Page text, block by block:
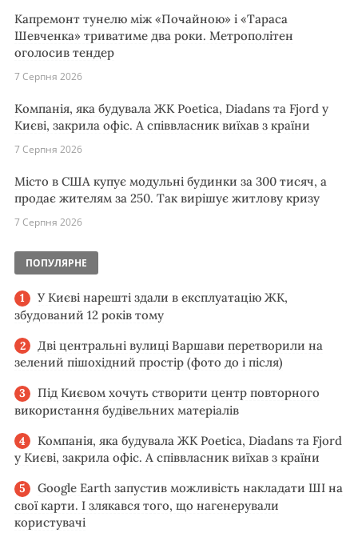
Капремонт тунелю між «Почайною» і «Тараса
Шевченка» триватиме два роки. Метрополітен
оголосив тендер
7 Серпня 2026
Компанія, яка будувала ЖК Poetica, Diadans та Fjord у
Києві, закрила офіс. А співвласник виїхав з країни
7 Серпня 2026
Місто в США купує модульні будинки за 300 тисяч, а
продає жителям за 250. Так вирішує житлову кризу
7 Серпня 2026
ПОПУЛЯРНЕ
У Києві нарешті здали в експлуатацію ЖК,
збудований 12 років тому
Дві центральні вулиці Варшави перетворили на
зелений пішохідний простір (фото до і після)
Під Києвом хочуть створити центр повторного
використання будівельних матеріалів
Компанія, яка будувала ЖК Poetica, Diadans та Fjord
у Києві, закрила офіс. А співвласник виїхав з країни
Google Earth запустив можливість накладати ШІ на
свої карти. І злякався того, що нагенерували
користувачі